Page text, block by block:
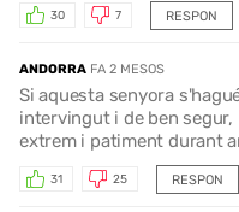
RESPON
30 7
ANDORRA FA 2 MESOS
Si aquesta senyora
intervingut i de ben
extrem i patiment durant
RESPON
31 25